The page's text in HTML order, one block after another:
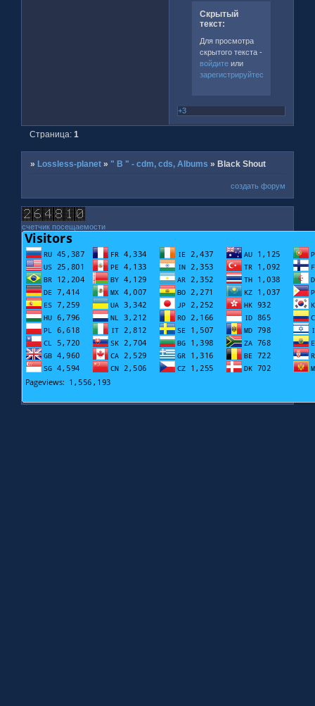
Скрытый
текст:
Для просмотра
скрытого текста -
войдитеили
зарегистрируйтесь
+3
Страница:1
»Lossless-planet » " B " - cdm, cds, Albums »Black Shout
создать форум
счетчик посещаемости